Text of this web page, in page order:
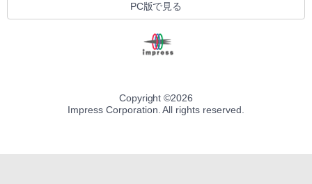
PC版で見る
Copyright ©2026
Impress Corporation. All rights reserved.